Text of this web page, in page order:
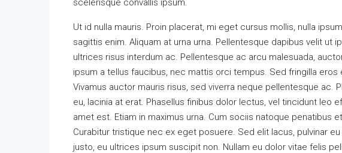
scelerisque convallis ipsum.
Ut id nulla mauris. Proin placerat, mi eget cursus mollis, nulla
sagittis enim. Aliquam at urna urna. Pellentesque dapibus velit
ultrices risus interdum ac. Pellentesque ac arcu malesuada,
ipsum a tellus faucibus, nec mattis orci tempus. Sed fringilla
Vivamus auctor mauris risus, sed viverra neque pellentesque ac.
eu, lacinia at erat. Phasellus finibus dolor lectus, vel tincidunt leo
amet est. Etiam in maximus urna. Cum sociis natoque penatibus
Curabitur tristique nec ex eget posuere. Sed elit lacus, pulvinar
justo, eu ultrices ipsum suscipit non. Nullam eu dolor vitae felis